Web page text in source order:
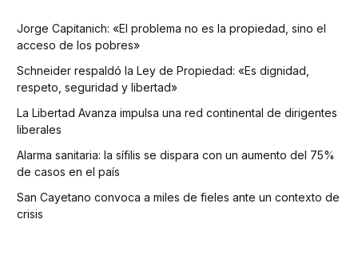
Jorge Capitanich: «El problema no es la propiedad, sino el
acceso de los pobres»
Schneider respaldó la Ley de Propiedad: «Es dignidad,
respeto, seguridad y libertad»
La Libertad Avanza impulsa una red continental de dirigentes
liberales
Alarma sanitaria: la sífilis se dispara con un aumento del 75%
de casos en el país
San Cayetano convoca a miles de fieles ante un contexto de
crisis